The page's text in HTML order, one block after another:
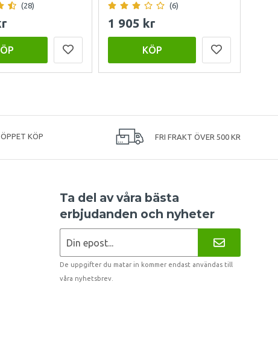
(28) (6)
1 905 kr
KÖP
KÖP FRI FRAKT ÖVER 500 KR
Ta del av våra bästa
erbjudanden och nyheter
De uppgifter du matar in kommer endast användas till
våra nyhetsbrev.